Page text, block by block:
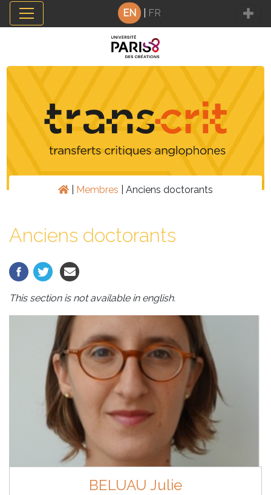
Cookies management panel
EN | FR
Membres Anciens doctorants
Anciens doctorants
This section is not available in english.
BELUAU Julie